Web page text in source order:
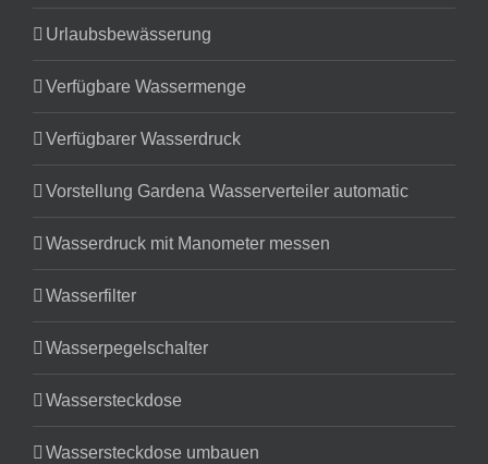
Urlaubsbewässerung
Verfügbare Wassermenge
Verfügbarer Wasserdruck
Vorstellung Gardena Wasserverteiler automatic
Wasserdruck mit Manometer messen
Wasserfilter
Wasserpegelschalter
Wassersteckdose
Wassersteckdose umbauen